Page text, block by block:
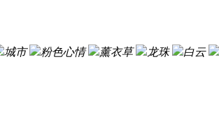
城市 粉色心情 薰衣草 龙珠 白云